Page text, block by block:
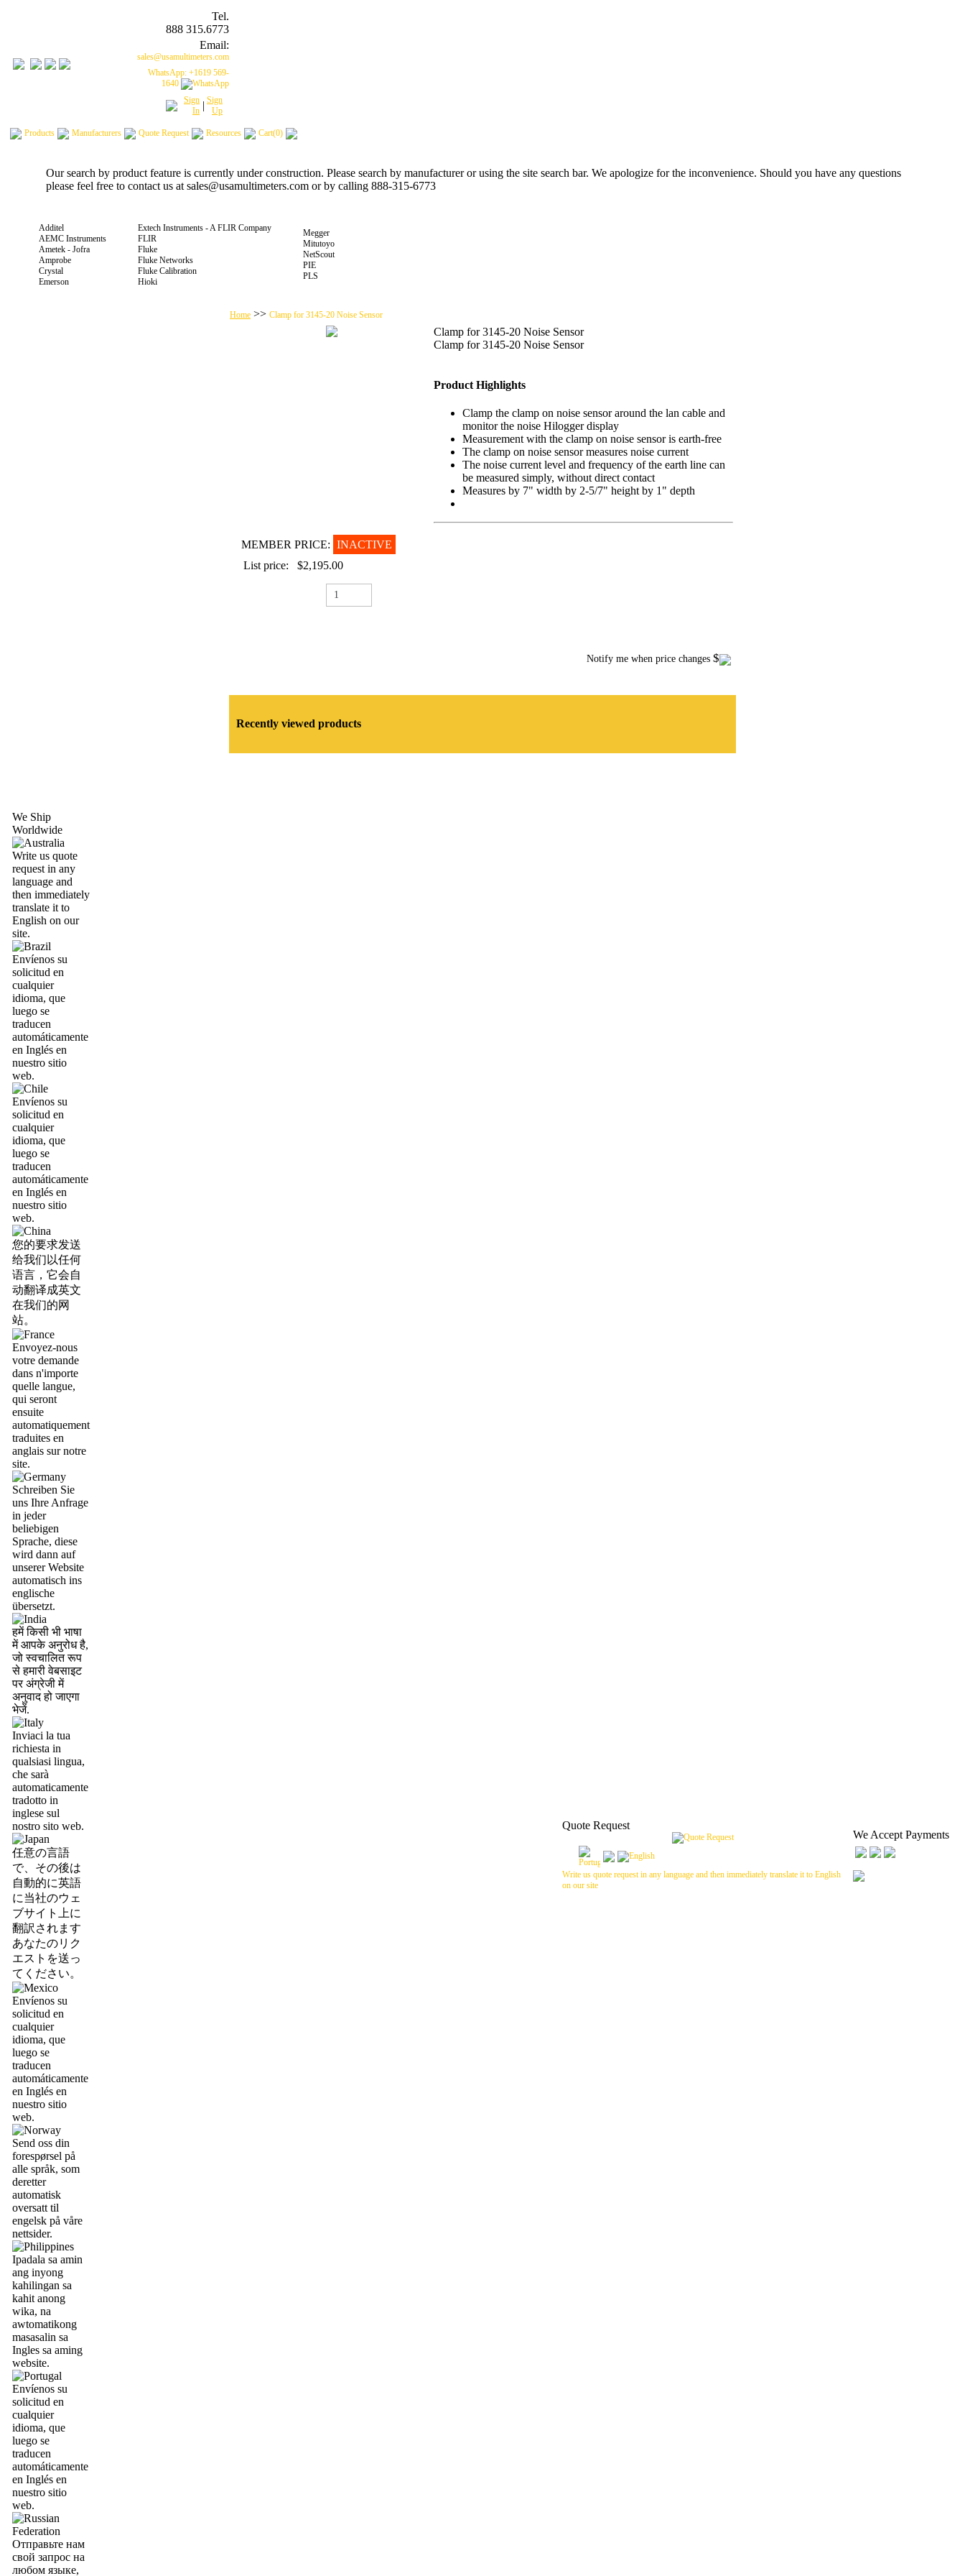
Tel.
888 315.6773
Email:
sales@usamultimeters.com
WhatsApp: +1619 569-
1640
Sign
In | Sign
Up
Products Manufacturers Quote Request Resources Cart(0)
Our search by product feature is currently under construction. Please search by manufacturer or using the site search bar. We apologize for the inconvenience. Should you have any questions
please feel free to contact us at sales@usamultimeters.com or by calling 888-315-6773
Additel
AEMC Instruments
Ametek - Jofra
Amprobe
Crystal
Emerson
Extech Instruments - A FLIR Company
FLIR
Fluke
Fluke Networks
Fluke Calibration
Hioki
Megger
Mitutoyo
NetScout
PIE
PLS
Home >> Clamp for 3145-20 Noise Sensor
Clamp for 3145-20 Noise Sensor
Clamp for 3145-20 Noise Sensor
Product Highlights
Clamp the clamp on noise sensor around the lan cable and
monitor the noise Hilogger display
Measurement with the clamp on noise sensor is earth-free
The clamp on noise sensor measures noise current
The noise current level and frequency of the earth line can
be measured simply, without direct contact
Measures by 7" width by 2-5/7" height by 1" depth
MEMBER PRICE: INACTIVE
List price:
$2,195.00
Notify me when price changes $
Recently viewed products
We Ship
Worldwide
Write us quote
request in any
language and
then immediately
translate it to
English on our
site.
Envíenos su
solicitud en
cualquier
idioma, que
luego se
traducen
automáticamente
en Inglés en
nuestro sitio
web.
Envíenos su
solicitud en
cualquier
idioma, que
luego se
traducen
automáticamente
en Inglés en
nuestro sitio
web.
您的要求发送
给我们以任何
语言，它会自
动翻译成英文
在我们的网
站。
Envoyez-nous
votre demande
dans n'importe
quelle langue,
qui seront
ensuite
automatiquement
traduites en
anglais sur notre
site.
Schreiben Sie
uns Ihre Anfrage
in jeder
beliebigen
Sprache, diese
wird dann auf
unserer Website
automatisch ins
englische
übersetzt.
हमें किसी भी भाषा
में आपके अनुरोध है,
जो स्वचालित रूप
से हमारी वेबसाइट
पर अंग्रेजी में
अनुवाद हो जाएगा
भेजें.
Inviaci la tua
richiesta in
qualsiasi lingua,
che sarà
automaticamente
tradotto in
inglese sul
nostro sito web.
任意の言語
で、その後は
自動的に英語
に当社のウェ
ブサイト上に
翻訳されます
あなたのリク
エストを送っ
てください。
Envíenos su
solicitud en
cualquier
idioma, que
luego se
traducen
automáticamente
en Inglés en
nuestro sitio
web.
Send oss din
forespørsel på
alle språk, som
deretter
automatisk
oversatt til
engelsk på våre
nettsider.
Ipadala sa amin
ang inyong
kahilingan sa
kahit anong
wika, na
awtomatikong
masasalin sa
Ingles sa aming
website.
Envíenos su
solicitud en
cualquier
idioma, que
luego se
traducen
automáticamente
en Inglés en
nuestro sitio
web.
Отправьте нам
свой запрос на
любом языке,
Quote Request
Write us quote request in any language and then immediately translate it to English
on our site
We Accept Payments